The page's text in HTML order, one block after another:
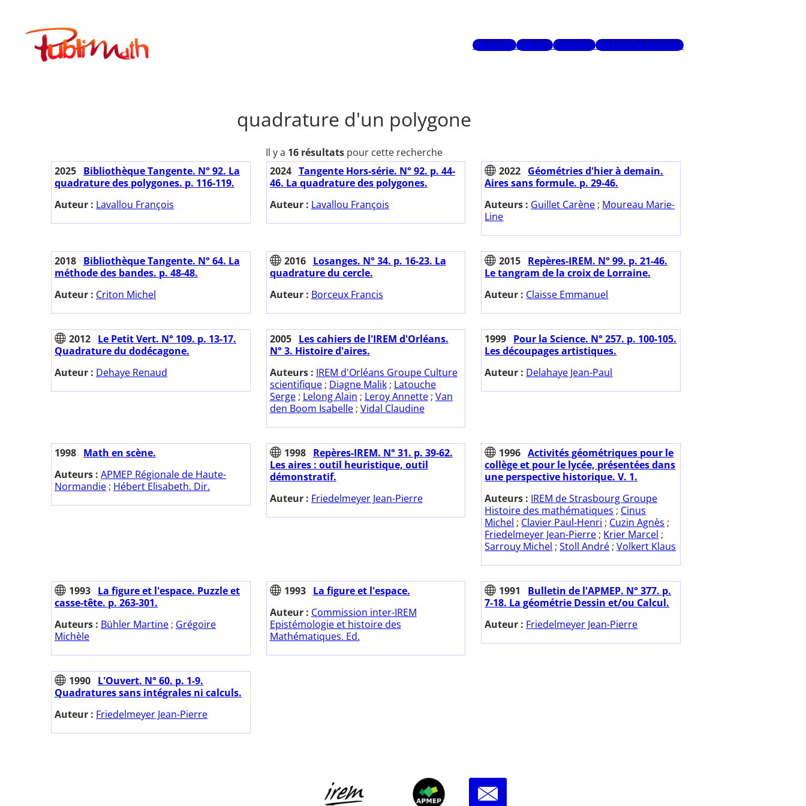
contenuPublimath
Mots-clésAuteursGlossaireRecherche avancée
quadrature d'un polygone
Il y a 16 résultatspour cette recherche
2025 Bibliothèque Tangente. N° 92. La
quadrature des polygones. p. 116-119.
Auteur : Lavallou François
2024 Tangente Hors-série. N° 92. p. 44-
46. La quadrature des polygones.
Auteur : Lavallou François
2022 Géométries d'hier à demain.
Aires sans formule. p. 29-46.
Auteurs : Guillet Carène ; Moureau Marie-
Line
2018 Bibliothèque Tangente. N° 64. La
méthode des bandes. p. 48-48.
Auteur : Criton Michel
2016
Losanges. N° 34. p. 16-23. La
quadrature du cercle.
Auteur : Borceux Francis
2015 Repères-IREM. N° 99. p. 21-46.
Le tangram de la croix de Lorraine.
Auteur : Claisse Emmanuel
2012 Le Petit Vert. N° 109. p. 13-17.
Quadrature du dodécagone.
Auteur : Dehaye Renaud
2005
Les cahiers de l'IREM d'Orléans.
N° 3. Histoire d'aires.
Auteurs : IREM d'Orléans Groupe Culture
scientifique; Diagne Malik; Latouche
Serge; Lelong Alain ; Leroy Annette; Van
den Boom Isabelle; Vidal Claudine
1999 Pour la Science. N° 257. p. 100-105.
Les découpages artistiques.
Auteur : Delahaye Jean-Paul
1998 Math en scène.
Auteurs : APMEP Régionale de Haute-
Normandie ; Hébert Elisabeth. Dir.
1998
Repères-IREM. N° 31. p. 39-62.
Les aires : outil heuristique, outil
démonstratif.
Auteur : Friedelmeyer Jean-Pierre
1996 Activités géométriques pour le
collège et pour le lycée, présentées dans
une perspective historique. V. 1.
Auteurs : IREM de Strasbourg Groupe
Histoire des mathématiques ; Cinus
Michel ; Clavier Paul-Henri ; Cuzin Agnès ;
Friedelmeyer Jean-Pierre ; Krier Marcel ;
Sarrouy Michel ;Stoll André ;Volkert Klaus
1993 La figure et l'espace. Puzzle et
casse-tête. p. 263-301.
Auteurs : Bühler Martine ; Grégoire
Michèle
1993
La figure et l'espace.
Auteur : Commission inter-IREM
Epistémologie et histoire des
Mathématiques. Ed.
1991
Bulletin de l'APMEP. N° 377. p.
7-18. La géométrie Dessin et/ou Calcul.
Auteur : Friedelmeyer Jean-Pierre
1990 L'Ouvert. N° 60. p. 1-9.
Quadratures sans intégrales ni calculs.
Auteur : Friedelmeyer Jean-Pierre